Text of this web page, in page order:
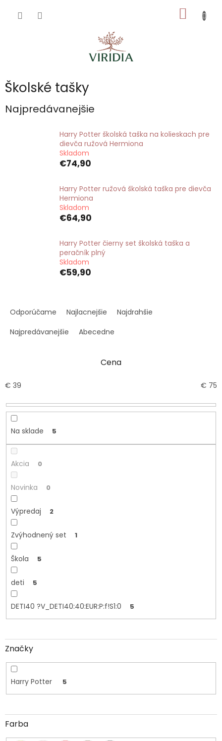
KOŠÍK
Školské tašky
Najpredávanejšie
Harry Potter školská taška na kolieskach pre
dievča ružová Hermiona
Skladom
€74,90
Harry Potter ružová školská taška pre dievča
Hermiona
Skladom
€64,90
Harry Potter čierny set školská taška a
peračník plný
Skladom
€59,90
a
e
r
d
t
Odporúčame Najlacnejšie
Najdrahšie
Najpredávanejšie
Abecedne
Cena
€ 39 € 75
Na sklade 5
Akcia 0
Novinka 0
Výpredaj 2
Zvýhodnený set 1
Škola 5
deti 5
DETI40 ?V_DETI40:40:EUR:P:f!S1:0 5
Značky
Harry Potter 5
Farba